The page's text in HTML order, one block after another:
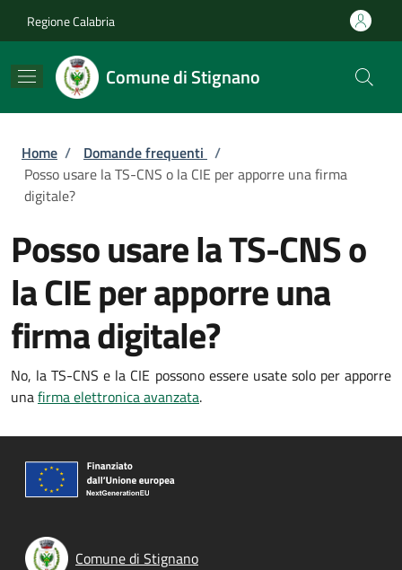
Regione Calabria
Comune di Stignano
Briciole di pane
Home / Domande frequenti /
Posso usare la TS-CNS o la CIE per apporre una firma
digitale?
Posso usare la TS-CNS o
la CIE per apporre una
firma digitale?
No, la TS-CNS e la CIE possono essere usate solo per apporre
unafirma elettronica avanzata.
Comune di Stignano